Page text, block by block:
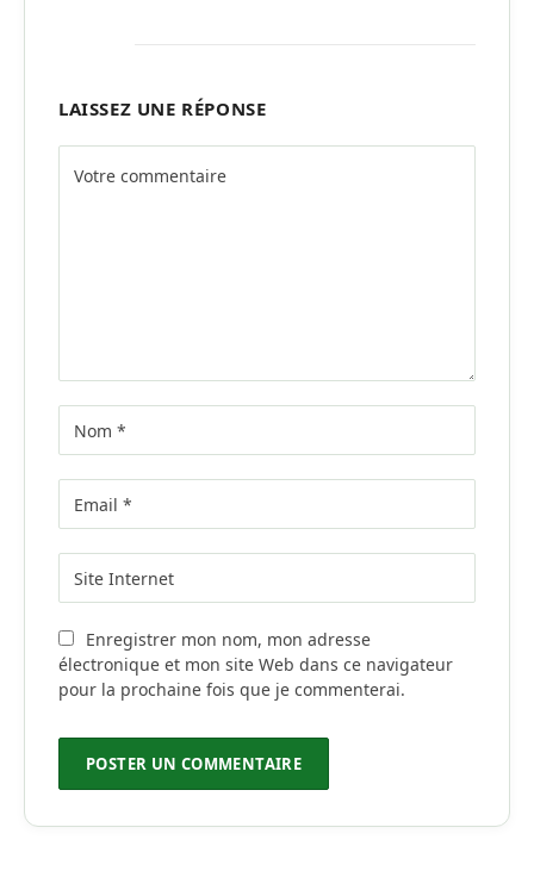
LAISSEZ UNE RÉPONSE
Enregistrer mon nom, mon adresse
électronique et mon site Web dans ce navigateur
pour la prochaine fois que je commenterai.